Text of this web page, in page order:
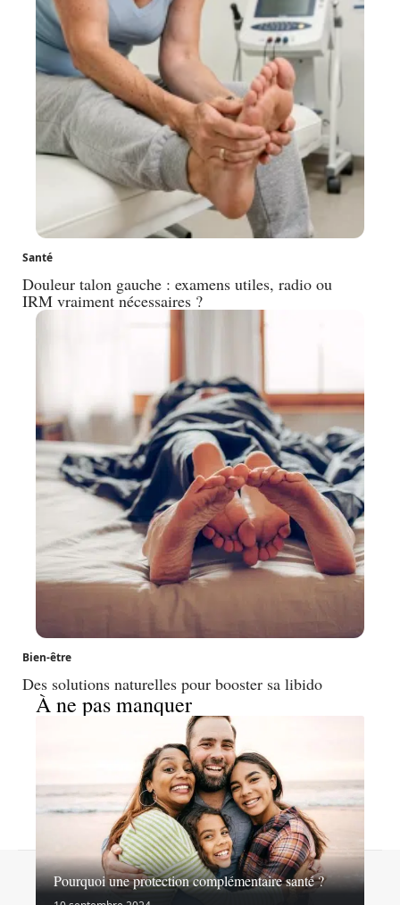
Santé
Douleur talon gauche : examens utiles, radio ou
IRM vraiment nécessaires ?
Bien-être
Des solutions naturelles pour booster sa libido
À ne pas manquer
Pourquoi une protection complémentaire santé ?
Contact Mentions légales Sitemap